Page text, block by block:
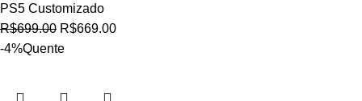
PS5 Customizado
R$699.00 R$669.00
-4%Quente